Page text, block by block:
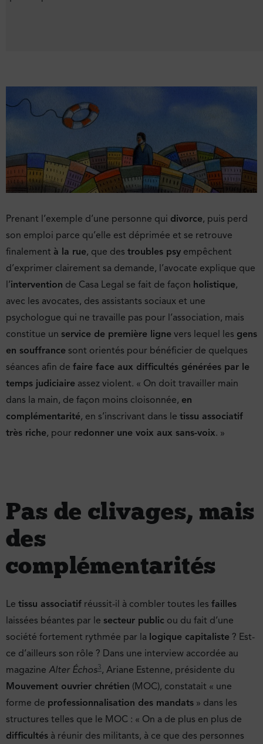
Prenant l’exemple d’une personne qui divorce, puis perd
son emploi parce qu’elle est déprimée et se retrouve
finalement à la rue, que des troubles psy empêchent
d’exprimer clairement sa demande, l’avocate explique que
l’intervention de Casa Legal se fait de façon holistique,
avec les avocates, des assistants sociaux et une
psychologue qui ne travaille pas pour l’association, mais
constitue un service de première ligne vers lequel les gens
en souffrance sont orientés pour bénéficier de quelques
séances afin de faire face aux difficultés générées par le
temps judiciaire assez violent. « On doit travailler main
dans la main, de façon moins cloisonnée, en
complémentarité, en s’inscrivant dans le tissu associatif
très riche, pour redonner une voix aux sans-voix. »
Pas de clivages, mais
des
complémentarités
Le tissu associatif réussit-il à combler toutes les failles
laissées béantes par le secteur public ou du fait d’une
société fortement rythmée par la logique capitaliste ? Est-
ce d’ailleurs son rôle ? Dans une interview accordée au
magazine Alter Échos3, Ariane Estenne, présidente du
Mouvement ouvrier chrétien (MOC), constatait « une
forme de professionnalisation des mandats » dans les
structures telles que le MOC : « On a de plus en plus de
difficultés à réunir des militants, à ce que des personnes